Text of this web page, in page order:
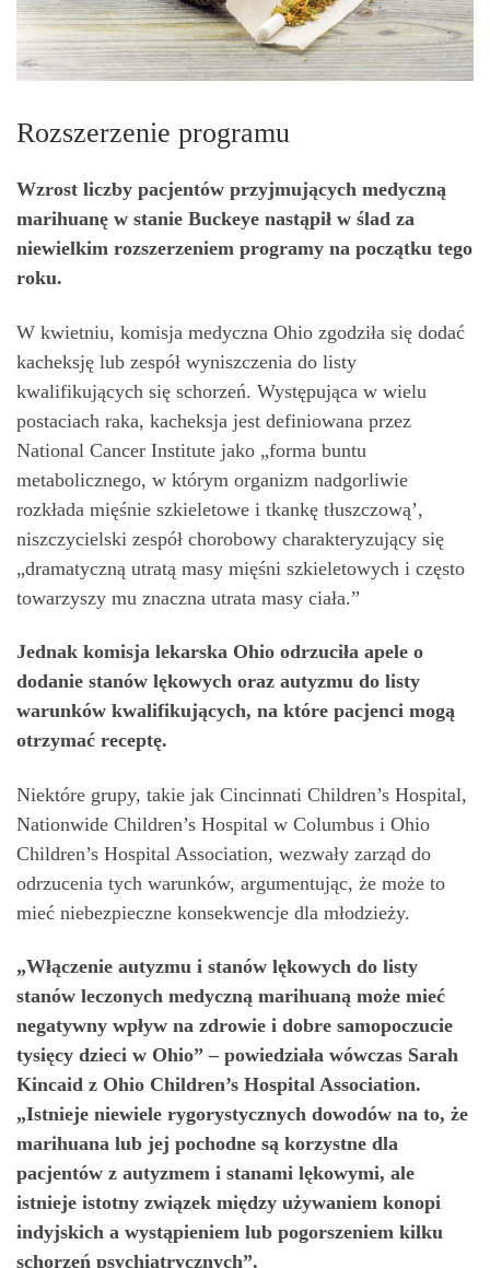
Rozszerzenie programu
Wzrost liczby pacjentów przyjmujących medyczną
marihuanę w stanie Buckeye nastąpił w ślad za
niewielkim rozszerzeniem programy na początku tego
roku.
W kwietniu, komisja medyczna Ohio zgodziła się dodać
kacheksję lub zespół wyniszczenia do listy
kwalifikujących się schorzeń. Występująca w wielu
postaciach raka, kacheksja jest definiowana przez
National Cancer Institute jako „forma buntu
metabolicznego, w którym organizm nadgorliwie
rozkłada mięśnie szkieletowe i tkankę tłuszczową’,
niszczycielski zespół chorobowy charakteryzujący się
„dramatyczną utratą masy mięśni szkieletowych i często
towarzyszy mu znaczna utrata masy ciała.”
Jednak komisja lekarska Ohio odrzuciła apele o
dodanie stanów lękowych oraz autyzmu do listy
warunków kwalifikujących, na które pacjenci mogą
otrzymać receptę.
Niektóre grupy, takie jak Cincinnati Children’s Hospital,
Nationwide Children’s Hospital w Columbus i Ohio
Children’s Hospital Association, wezwały zarząd do
odrzucenia tych warunków, argumentując, że może to
mieć niebezpieczne konsekwencje dla młodzieży.
„Włączenie autyzmu i stanów lękowych do listy
stanów leczonych medyczną marihuaną może mieć
negatywny wpływ na zdrowie i dobre samopoczucie
tysięcy dzieci w Ohio” – powiedziała wówczas Sarah
Kincaid z Ohio Children’s Hospital Association.
„Istnieje niewiele rygorystycznych dowodów na to, że
marihuana lub jej pochodne są korzystne dla
pacjentów z autyzmem i stanami lękowymi, ale
istnieje istotny związek między używaniem konopi
indyjskich a wystąpieniem lub pogorszeniem kilku
schorzeń psychiatrycznych”.